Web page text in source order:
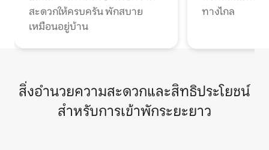
สะดวกให้ครบครัน พักสบาย
เหมือนอยู่บ้าน
ทางไกล
สิ่งอำนวยความสะดวกและสิทธิประโยชน์
สำหรับการเข้าพักระยะยาว